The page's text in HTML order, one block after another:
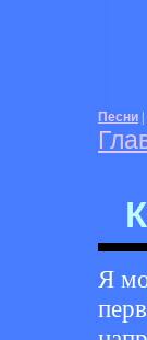
Песни
Я